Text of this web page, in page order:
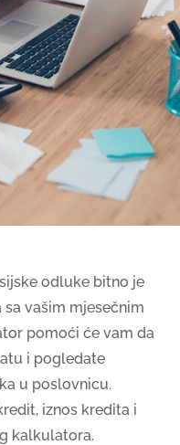
odluke bitno je
vašim mjesečnim
pomoći će vam da
i pogledate
u poslovnicu.
iznos kredita i
kalkulatora.